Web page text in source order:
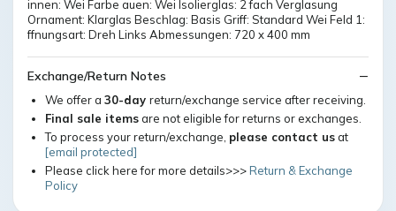
innen: Wei Farbe auen: Wei Isolierglas: 2 fach Verglasung
Ornament: Klarglas Beschlag: Basis Griff: Standard Wei Feld 1:
ffnungsart: Dreh Links Abmessungen: 720 x 400 mm
Exchange/Return Notes
We offer a 30-day return/exchange service after receiving.
Final sale itemsare not eligible for returns or exchanges.
To process your return/exchange, please contact usat
[email protected]
Please click here for more details>>>Return & Exchange
Policy